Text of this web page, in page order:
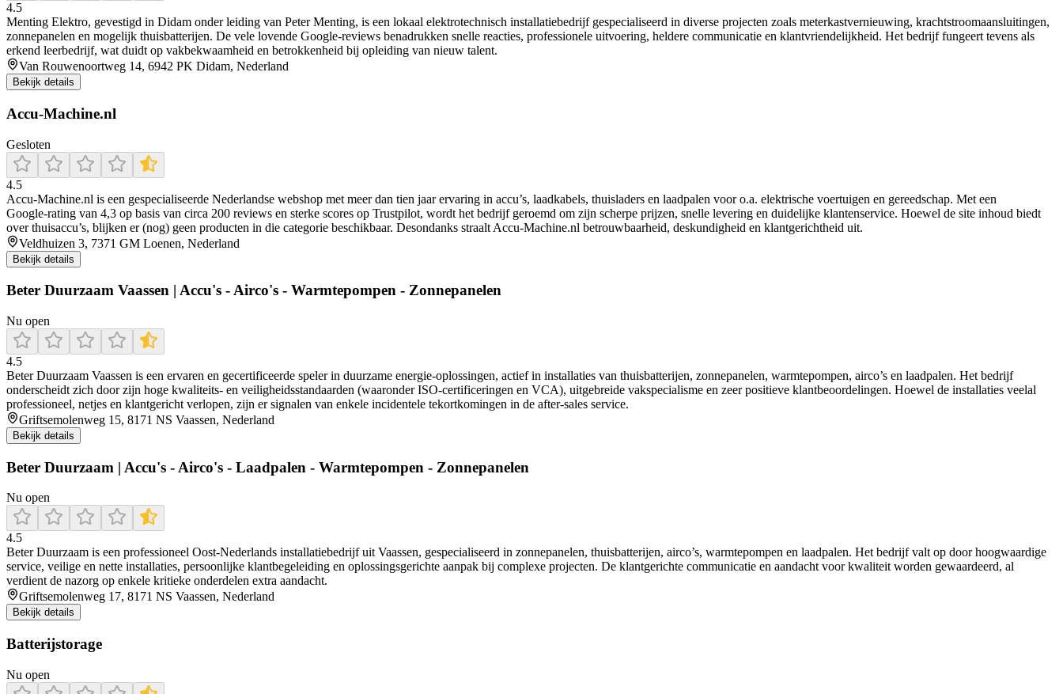
4.5
Menting Elektro, gevestigd in Didam onder leiding van Peter Menting, is een lokaal elektrotechnisch installatiebedrijf gespecialiseerd in diverse projecten zoals meterkastvernieuwing, krachtstroomaansluitingen,
zonnepanelen en mogelijk thuisbatterijen. De vele lovende Google‑reviews benadrukken snelle reacties, professionele uitvoering, heldere communicatie en klantvriendelijkheid. Het bedrijf fungeert tevens als
erkend leerbedrijf, wat duidt op vakbekwaamheid en betrokkenheid bij opleiding van nieuw talent.
Van Rouwenoortweg 14, 6942 PK Didam, Nederland
Bekijk details
Accu-Machine.nl
Gesloten
4.5
Accu‑Machine.nl is een gespecialiseerde Nederlandse webshop met meer dan tien jaar ervaring in accu’s, laadkabels, thuisladers en laadpalen voor o.a. elektrische voertuigen en gereedschap. Met een
Google‑rating van 4,3 op basis van circa 200 reviews en sterke scores op Trustpilot, wordt het bedrijf geroemd om zijn scherpe prijzen, snelle levering en duidelijke klantenservice. Hoewel de site inhoud biedt
over thuisaccu’s, blijken er (nog) geen producten in die categorie beschikbaar. Desondanks straalt Accu‑Machine.nl betrouwbaarheid, deskundigheid en klantgerichtheid uit.
Veldhuizen 3, 7371 GM Loenen, Nederland
Bekijk details
Beter Duurzaam Vaassen | Accu's - Airco's - Warmtepompen - Zonnepanelen
Nu open
4.5
Beter Duurzaam Vaassen is een ervaren en gecertificeerde speler in duurzame energie-oplossingen, actief in installaties van thuisbatterijen, zonnepanelen, warmtepompen, airco’s en laadpalen. Het bedrijf
onderscheidt zich door zijn hoge kwaliteits- en veiligheidsstandaarden (waaronder ISO‑certificeringen en VCA), uitgebreide vakspecialisme en zeer positieve klantbeoordelingen. Hoewel de installaties veelal
professioneel, netjes en klantgericht verlopen, zijn er signalen van enkele incidentele tekortkomingen in de after‑sales service.
Griftsemolenweg 15, 8171 NS Vaassen, Nederland
Bekijk details
Beter Duurzaam | Accu's - Airco's - Laadpalen - Warmtepompen - Zonnepanelen
Nu open
4.5
Beter Duurzaam is een professioneel Oost-Nederlands installatiebedrijf uit Vaassen, gespecialiseerd in zonnepanelen, thuisbatterijen, airco’s, warmtepompen en laadpalen. Het bedrijf valt op door hoogwaardige
service, veilige en nette installaties, persoonlijke klantbegeleiding en oplossingsgerichte aanpak bij complexe projecten. De klantgerichte communicatie en aandacht voor kwaliteit worden gewaardeerd, al
verdient de nazorg op enkele kritieke onderdelen extra aandacht.
Griftsemolenweg 17, 8171 NS Vaassen, Nederland
Bekijk details
Batterijstorage
Nu open